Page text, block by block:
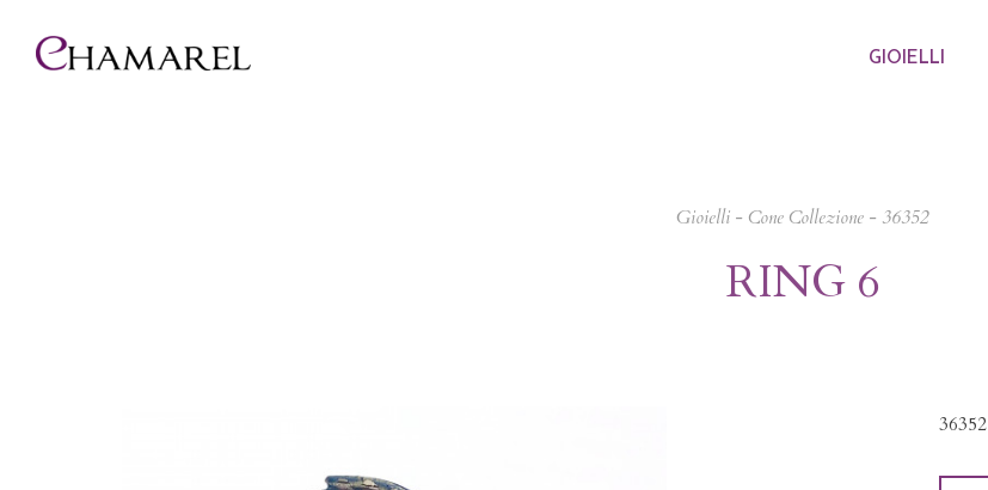
GIOIELLI
Gioielli - Cone Collezione - 36352
RING 6
36352